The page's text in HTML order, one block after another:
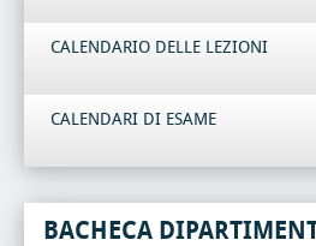
CALENDARIO DELLE LEZIONI
CALENDARI DI ESAME
BACHECA